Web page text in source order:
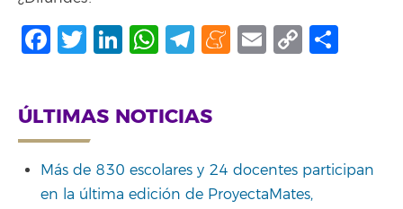
Facebook
Twitter
LinkedIn
WhatsApp
Telegram
Meneame
Email
Copy
ÚLTIMAS NOTICIAS
Más de 830 escolares y 24 docentes participan
en la última edición de ProyectaMates,